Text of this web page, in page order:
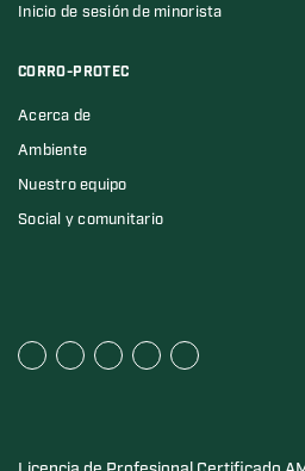
Inicio de sesión de minorista
CORRO-PROTEC
Acerca de
Ambiente
Nuestro equipo
Social y comunitario